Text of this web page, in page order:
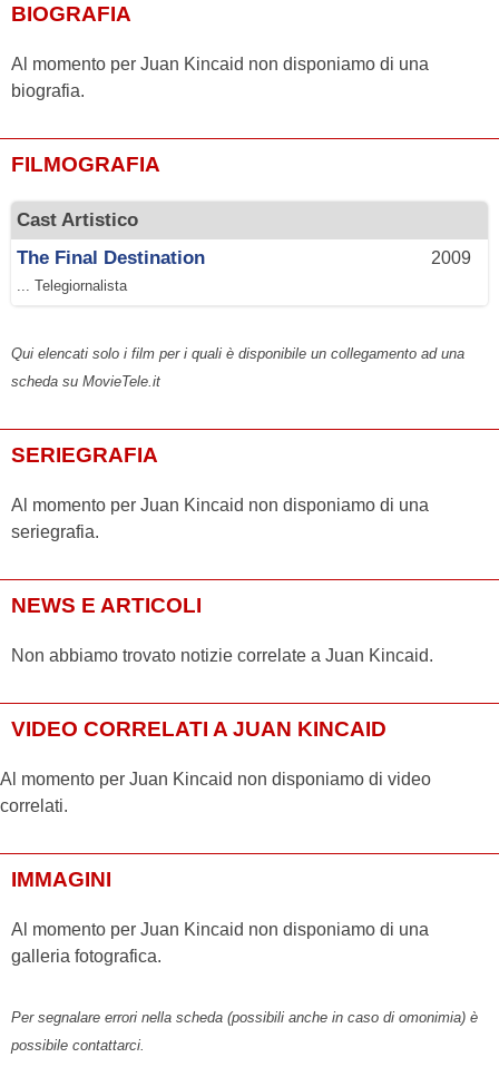
BIOGRAFIA
Al momento per Juan Kincaid non disponiamo di una
biografia.
FILMOGRAFIA
Cast Artistico
2009
The Final Destination
... Telegiornalista
Qui elencati solo i film per i quali è disponibile un collegamento ad una
scheda su MovieTele.it
SERIEGRAFIA
Al momento per Juan Kincaid non disponiamo di una
seriegrafia.
NEWS E ARTICOLI
Non abbiamo trovato notizie correlate a Juan Kincaid.
VIDEO CORRELATI A JUAN KINCAID
Al momento per Juan Kincaid non disponiamo di video
correlati.
IMMAGINI
Al momento per Juan Kincaid non disponiamo di una
galleria fotografica.
Per segnalare errori nella scheda (possibili anche in caso di omonimia) è
possibile contattarci.